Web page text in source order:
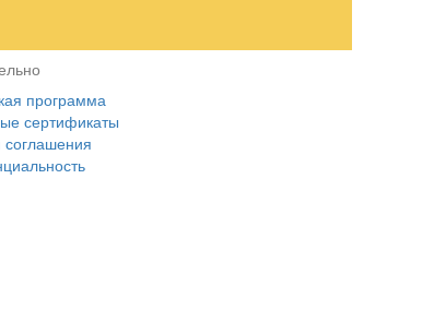
программа
сертификаты
соглашения